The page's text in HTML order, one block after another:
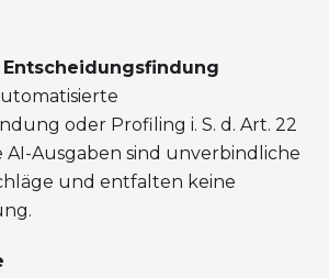
oder Profiling i. S. d. Art. 22
AI-Ausgaben sind unverbindliche
und entfalten keine